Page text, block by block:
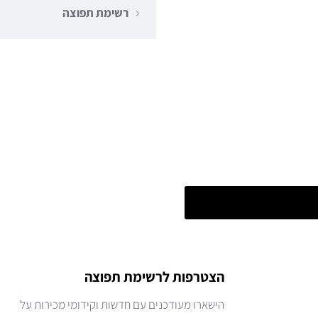
רשימת תפוצה
הצטרפות לרשימת תפוצה
הישארו מעודכנים עם חדשות וקידומי מכירות על